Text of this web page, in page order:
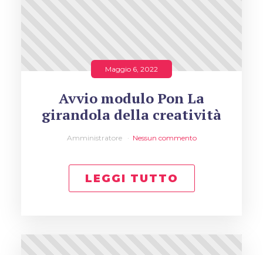
Maggio 6, 2022
Avvio modulo Pon La
girandola della creatività
Amministratore Nessun commento
LEGGI TUTTO